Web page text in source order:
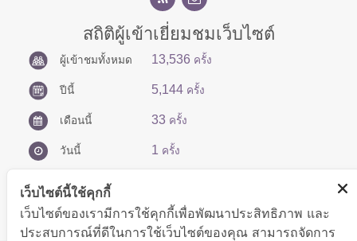
สถิติผู้เข้าเยี่ยมชมเว็บไซต์
ผู้เข้าชมทั้งหมด 13,536 ครั้ง
ปีนี้ 5,144 ครั้ง
เดือนนี้ 33 ครั้ง
วันนี้ 1 ครั้ง
เว็บไซต์นี้ใช้คุกกี้
เว็บไซต์ของเรามีการใช้คุกกี้เพื่อพัฒนาประสิทธิภาพ และ
ประสบการณ์ที่ดีในการใช้เว็บไซต์ของคุณ สามารถจัดการ